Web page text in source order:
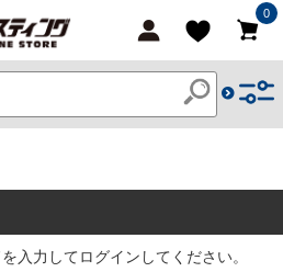
0
入力してログインしてください。